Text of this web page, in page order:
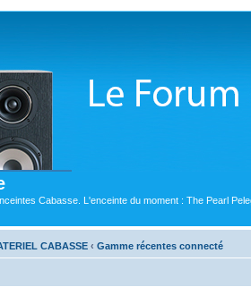
Cabasse. L'enceinte du moment : The Pearl
CABASSE ‹ Gamme récentes connecté